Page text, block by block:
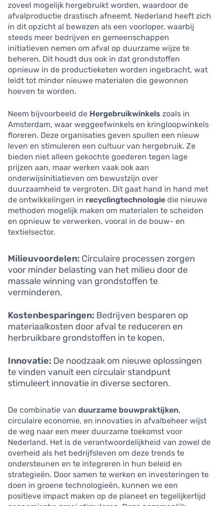
zoveel mogelijk hergebruikt worden, waardoor de
afvalproductie drastisch afneemt. Nederland heeft zich
in dit opzicht al bewezen als een voorloper, waarbij
steeds meer bedrijven en gemeenschappen
initiatieven nemen om afval op duurzame wijze te
beheren. Dit houdt dus ook in dat grondstoffen
opnieuw in de productieketen worden ingebracht, wat
leidt tot minder nieuwe materialen die gewonnen
hoeven te worden.
Neem bijvoorbeeld de Hergebruikwinkels zoals in
Amsterdam, waar weggeefwinkels en kringloopwinkels
floreren. Deze organisaties geven spullen een nieuw
leven en stimuleren een cultuur van hergebruik. Ze
bieden niet alleen gekochte goederen tegen lage
prijzen aan, maar werken vaak ook aan
onderwijsinitiatieven om bewustzijn over
duurzaamheid te vergroten. Dit gaat hand in hand met
de ontwikkelingen in recyclingtechnologie die nieuwe
methoden mogelijk maken om materialen te scheiden
en opnieuw te verwerken, vooral in de bouw- en
textielsector.
Milieuvoordelen: Circulaire processen zorgen
voor minder belasting van het milieu door de
massale winning van grondstoffen te
verminderen.
Kostenbesparingen: Bedrijven besparen op
materiaalkosten door afval te reduceren en
herbruikbare grondstoffen in te kopen.
Innovatie: De noodzaak om nieuwe oplossingen
te vinden vanuit een circulair standpunt
stimuleert innovatie in diverse sectoren.
De combinatie van duurzame bouwpraktijken,
circulaire economie, en innovaties in afvalbeheer wijst
de weg naar een meer duurzame toekomst voor
Nederland. Het is de verantwoordelijkheid van zowel de
overheid als het bedrijfsleven om deze trends te
ondersteunen en te integreren in hun beleid en
strategieën. Door samen te werken en investeringen te
doen in groene technologieën, kunnen we een
positieve impact maken op de planeet en tegelijkertijd